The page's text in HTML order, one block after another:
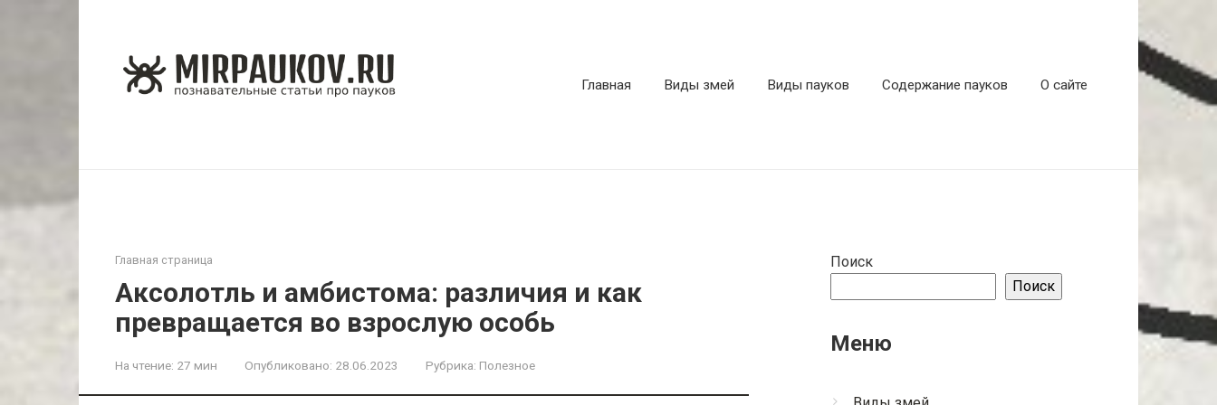
Главная Виды змей Виды пауков Содержание пауков О сайте
Главная страница
Аксолотль и амбистома: различия и как
превращается во взрослую особь
На чтение: 27 мин Опубликовано: 28.06.2023 Рубрика: Полезное
Поиск
Поиск
Меню